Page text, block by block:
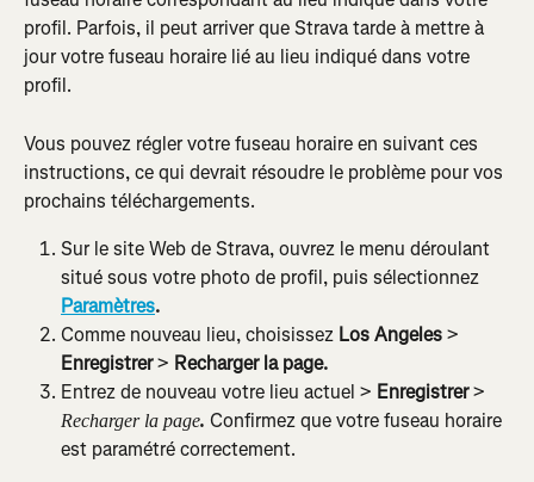
profil. Parfois, il peut arriver que Strava tarde à mettre à
jour votre fuseau horaire lié au lieu indiqué dans votre
profil.
Vous pouvez régler votre fuseau horaire en suivant ces
instructions, ce qui devrait résoudre le problème pour vos
prochains téléchargements.
Sur le site Web de Strava, ouvrez le menu déroulant
situé sous votre photo de profil, puis sélectionnez
Paramètres.
Comme nouveau lieu, choisissez Los Angeles >
Enregistrer > Recharger la page.
Entrez de nouveau votre lieu actuel > Enregistrer >
Recharger la page. Confirmez que votre fuseau horaire
est paramétré correctement.